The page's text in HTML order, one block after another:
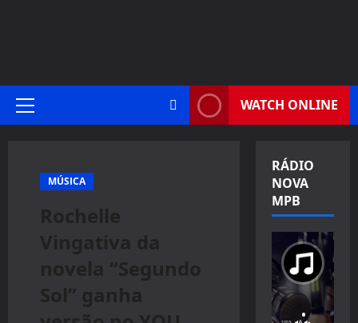
Primary
WATCH ONLINE
MÚSICA
Rochelle
Vingativa da
novela “Segundo
Sol” ganha
RÁDIO
NOVA
MPB